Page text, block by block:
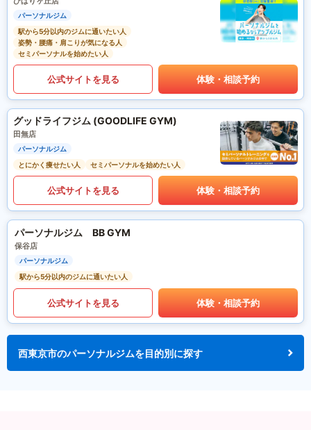
パーソナルジム
駅から5分以内のジムに通いたい人
姿勢・腰痛・肩こりが気になる人
セミパーソナルを始めたい人
公式サイトを見る 体験・相談予約
グッドライフジム (GOODLIFE GYM)
田無店
パーソナルジム
とにかく痩せたい人
セミパーソナルを始めたい人
公式サイトを見る 体験・相談予約
パーソナルジム BB GYM
保谷店
パーソナルジム
駅から5分以内のジムに通いたい人
公式サイトを見る 体験・相談予約
西東京市のパーソナルジムを目的別に探す